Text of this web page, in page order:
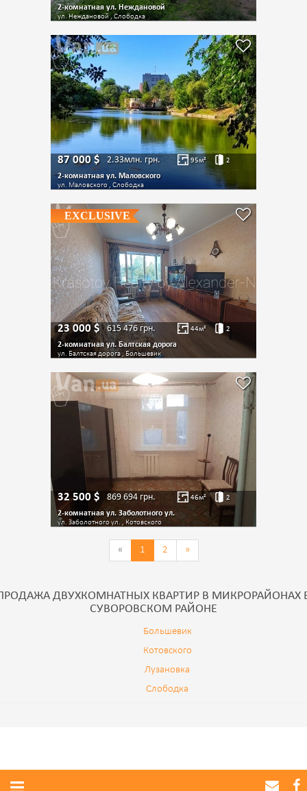
2-комнатная ул. Неждановой
ул. Неждановой , Слободка
87 000$ 2.33млн. грн. 95м² 2
2-комнатная ул. Маловского
ул. Маловского , Слободка
EXCLUSIVE
23 000$ 615 476грн. 44м² 2
2-комнатная ул. Балтская дорога
ул. Балтская дорога , Большевик
32 500 $ 869 694 грн. 46м² 2
2-комнатная ул. Заболотного ул.
ул. Заболотного ул. , Котовского
« 1 2 »
ДВУХКОМНАТНЫХ КВАРТИР В МИКРОРАЙОНАХ
СУВОРОВСКОМ РАЙОНЕ
Большевик
Котовского
Лузановка
Слободка